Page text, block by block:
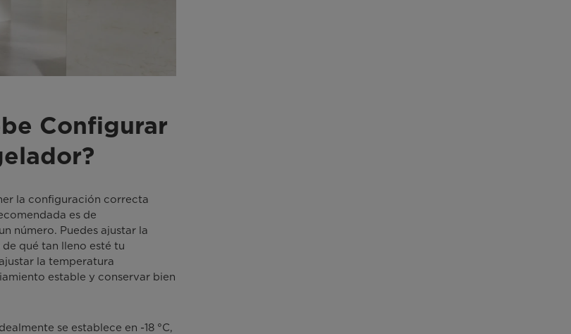
Configurar
la configuración correcta
es de
número. Puedes ajustar la
qué tan lleno esté tu
la temperatura
estable y conservar bien
se establece en -18 °C,